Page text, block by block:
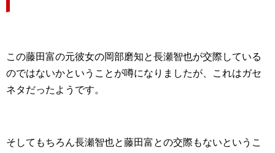
この藤田富の元彼女の岡部磨知と長瀬智也が交際している
のではないかということが噂になりましたが、これはガセ
ネタだったようです。
そしてもちろん長瀬智也と藤田富との交際もないというこ